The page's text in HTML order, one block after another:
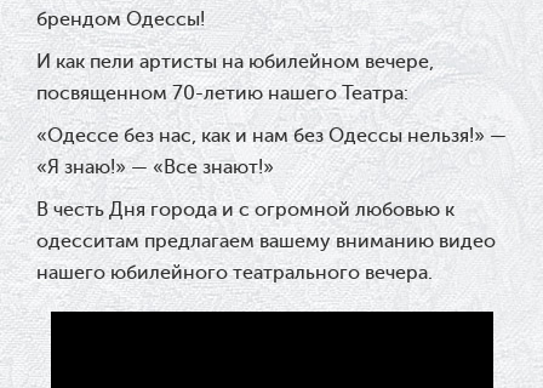
брендом Одессы!
И как пели артисты на юбилейном вечере,
посвященном 70-летию нашего Театра:
«Одессе без нас, как и нам без Одессы нельзя!» —
«Я знаю!» — « Все знают!»
В честь Дня города и с огромной любовью к
одесситам предлагаем вашему вниманию видео
нашего юбилейного театрального вечера.